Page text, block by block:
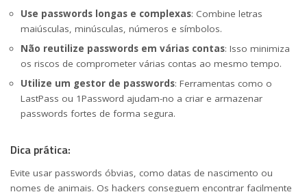
Use passwords longas e complexas: Combine letras
maiúsculas, minúsculas, números e símbolos.
Não reutilize passwords em várias contas: Isso minimiza
os riscos de comprometer várias contas ao mesmo tempo.
Utilize um gestor de passwords: Ferramentas como o
LastPass ou 1Password ajudam-no a criar e armazenar
passwords fortes de forma segura.
Dica prática:
Evite usar passwords óbvias, como datas de nascimento ou
nomes de animais. Os hackers conseguem encontrar facilmente